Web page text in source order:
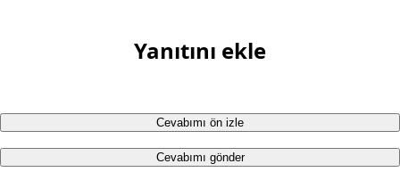
Yanıtını ekle
Cevabımı ön izle
Cevabımı gönder